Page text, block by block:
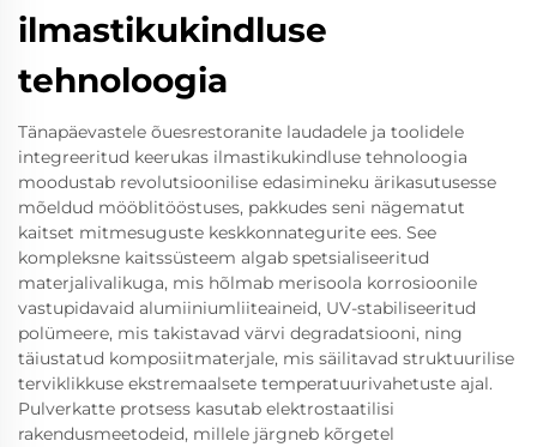
ilmastikukindluse
tehnoloogia
Tänapäevastele õuesrestoranite laudadele ja toolidele
integreeritud keerukas ilmastikukindluse tehnoloogia
moodustab revolutsioonilise edasimineku ärikasutusesse
mõeldud mööblitööstuses, pakkudes seni nägematut
kaitset mitmesuguste keskkonnategurite ees. See
kompleksne kaitssüsteem algab spetsialiseeritud
materjalivalikuga, mis hõlmab merisoola korrosioonile
vastupidavaid alumiiniumliiteaineid, UV-stabiliseeritud
polümeere, mis takistavad värvi degradatsiooni, ning
täiustatud komposiitmaterjale, mis säilitavad struktuurilise
terviklikkuse ekstremaalsete temperatuurivahetuste ajal.
Pulverkatte protsess kasutab elektrostaatilisi
rakendusmeetodeid, millele järgneb kõrgetel